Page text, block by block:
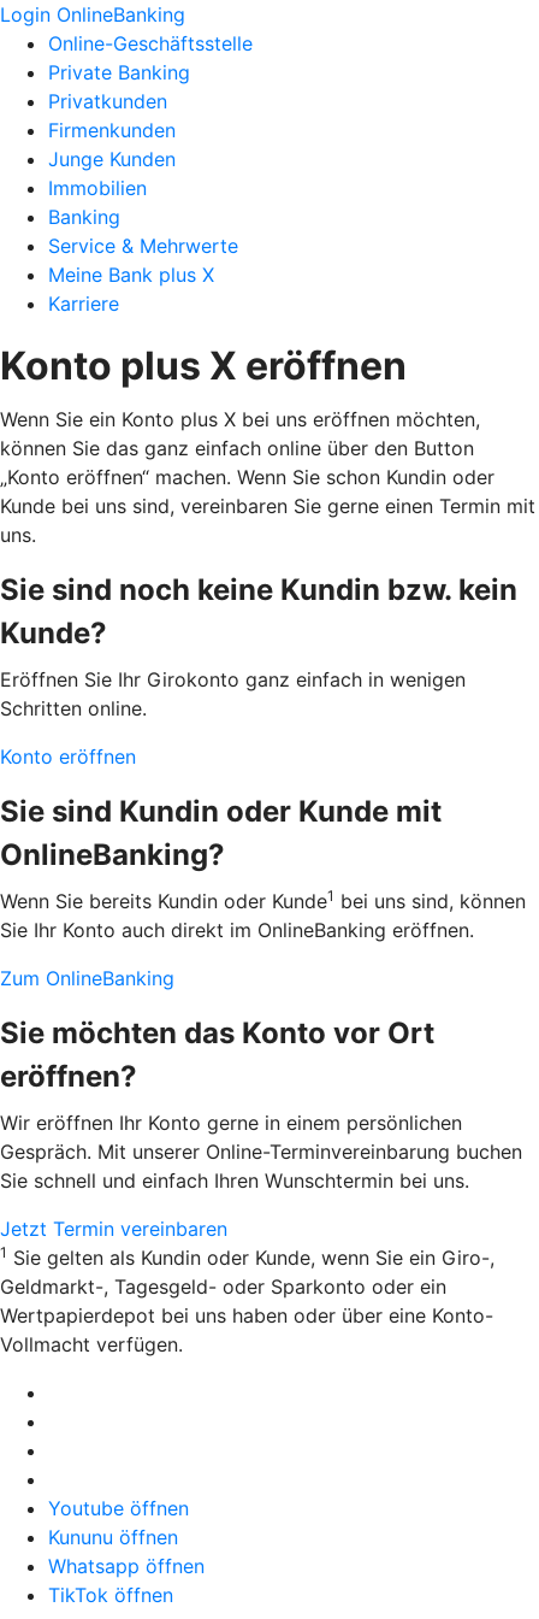
Login OnlineBanking
Online-Geschäftsstelle
Private Banking
Privatkunden
Firmenkunden
Junge Kunden
Immobilien
Banking
Service & Mehrwerte
Meine Bank plus X
Karriere
Konto plus X eröffnen
Wenn Sie ein Konto plus X bei uns eröffnen möchten,
können Sie das ganz einfach online über den Button
„Konto eröffnen“ machen. Wenn Sie schon Kundin oder
Kunde bei uns sind, vereinbaren Sie gerne einen Termin mit
uns.
Sie sind noch keine Kundin bzw. kein
Kunde?
Eröffnen Sie Ihr Girokonto ganz einfach in wenigen
Schritten online.
Konto eröffnen
Sie sind Kundin oder Kunde mit
OnlineBanking?
Wenn Sie bereits Kundin oder Kunde1 bei uns sind, können
Sie Ihr Konto auch direkt im OnlineBanking eröffnen.
Zum OnlineBanking
Sie möchten das Konto vor Ort
eröffnen?
Wir eröffnen Ihr Konto gerne in einem persönlichen
Gespräch. Mit unserer Online-Terminvereinbarung buchen
Sie schnell und einfach Ihren Wunschtermin bei uns.
Jetzt Termin vereinbaren
1 Sie gelten als Kundin oder Kunde, wenn Sie ein Giro-,
Geldmarkt-, Tagesgeld- oder Sparkonto oder ein
Wertpapierdepot bei uns haben oder über eine Konto-
Vollmacht verfügen.
Youtube öffnen
Kununu öffnen
Whatsapp öffnen
TikTok öffnen